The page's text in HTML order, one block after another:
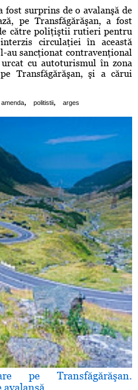
surprins de o avalanşă de
pe Transfăgărăşan, a fost
către poliţiştii rutieri pentru
circulaţiei în această
au sancţionat contravenţional
cu autoturismul în zona
Transfăgărăşan, şi a cărui
amenda, politistii, arges
pe Transfăgărăşan.